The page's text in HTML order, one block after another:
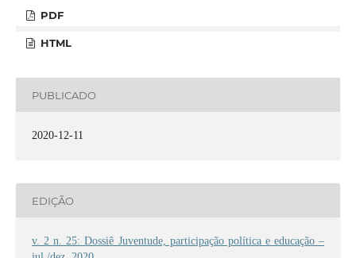
PDF
HTML
PUBLICADO
2020-12-11
EDIÇÃO
v. 2 n. 25: Dossiê Juventude, participação política e educação –